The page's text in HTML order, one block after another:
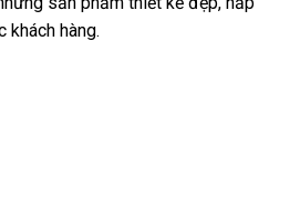
khách hàng.